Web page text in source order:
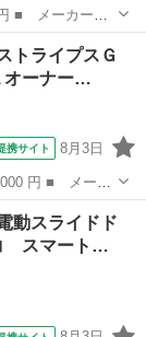
名： Ｌ ＳＡ
・ＡＢＳ・キー
トライプスＧ
ーナー…
携サイト 8月3日
グレード
ーナー 両側
スライドド
スマート…